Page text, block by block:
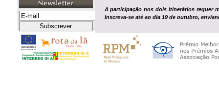
A participação nos dois itinerários requer
Inscreva-se até ao dia 19 de outubro,